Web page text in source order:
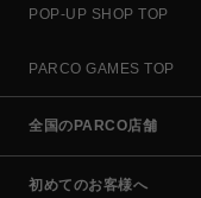
POP-UP SHOP TOP
PARCO GAMES TOP
全国のPARCO店舗
初めてのお客様へ